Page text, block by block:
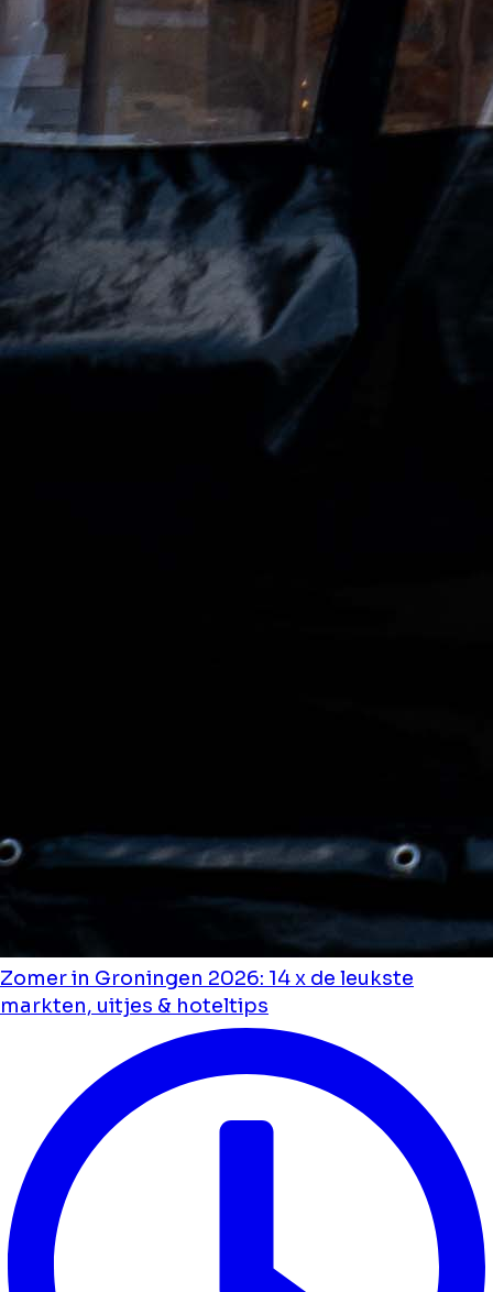
Zomer in Groningen 2026: 14 x de leukste
markten, uitjes & hoteltips